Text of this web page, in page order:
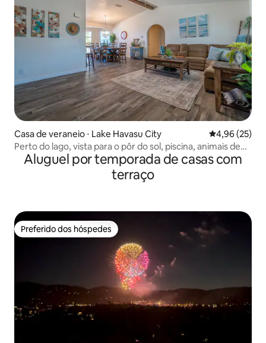
Casa de veraneio ⋅ Lake Havasu City 4,96 de uma
4,96 (25)
Perto do lago, vista para o pôr do sol, piscina, animais de
estimação, carregador de veículos elétricos
Aluguel por temporada de casas com
terraço
Preferido dos hóspedes
Preferido dos hóspedes